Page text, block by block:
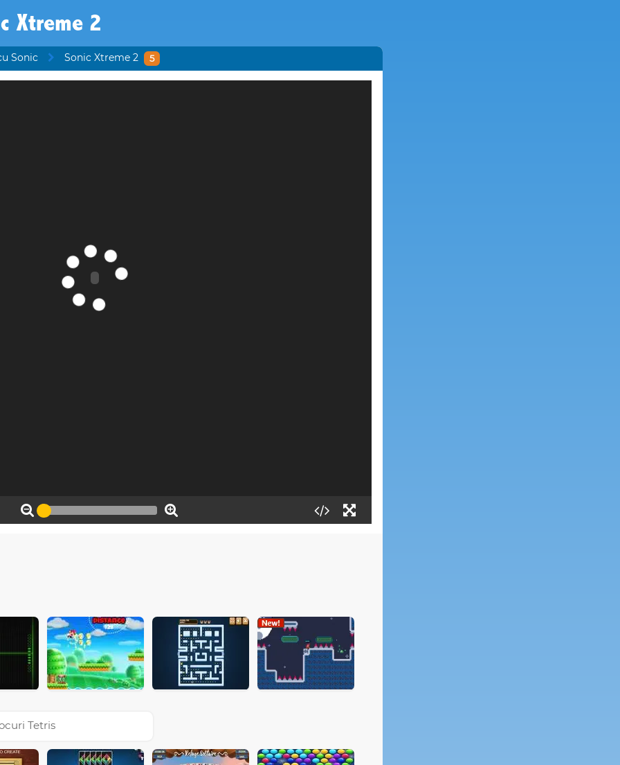
Xtreme 2
Sonic Sonic Xtreme 2 5
Tetris